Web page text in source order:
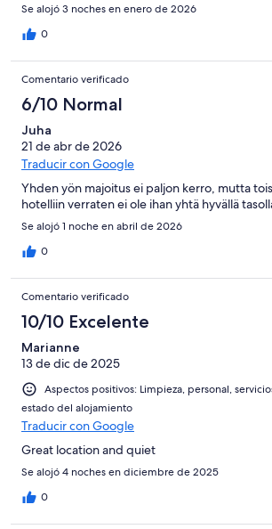
Se alojó 3 noches en enero de 2026
0
Comentario verificado
6/10 Normal
Juha
21 de abr de 2026
Traducir con Google
Yhden yön majoitus ei paljon kerro, mutta
hotelliin verraten ei ole ihan yhtä hyvällä
Se alojó 1 noche en abril de 2026
0
Comentario verificado
10/10 Excelente
Marianne
13 de dic de 2025
Aspectos positivos: Limpieza, personal,
estado del alojamiento
Traducir con Google
Great location and quiet
Se alojó 4 noches en diciembre de 2025
0